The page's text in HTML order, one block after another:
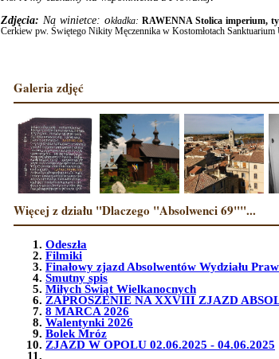
Zdjęcia:Na winietce:okładka:RAWENNA Stolica imperium,
Cerkiew pw. Świętego Nikity Męczennika w Kostomłotach
Galeria zdjęć
Więcej z działu "Dlaczego "Absolwenci 69""...
Odeszła
Filmiki
Finałowy zjazd Absolwentów Wydziału
Smutny spis
Miłych Świąt Wielkanocnych
ZAPROSZENIE NA XXVIII ZJAZD
8 MARCA 2026
Walentynki 2026
Bolek Mróz
ZJAZD W OPOLU 02.06.2025 - 04.06.2025